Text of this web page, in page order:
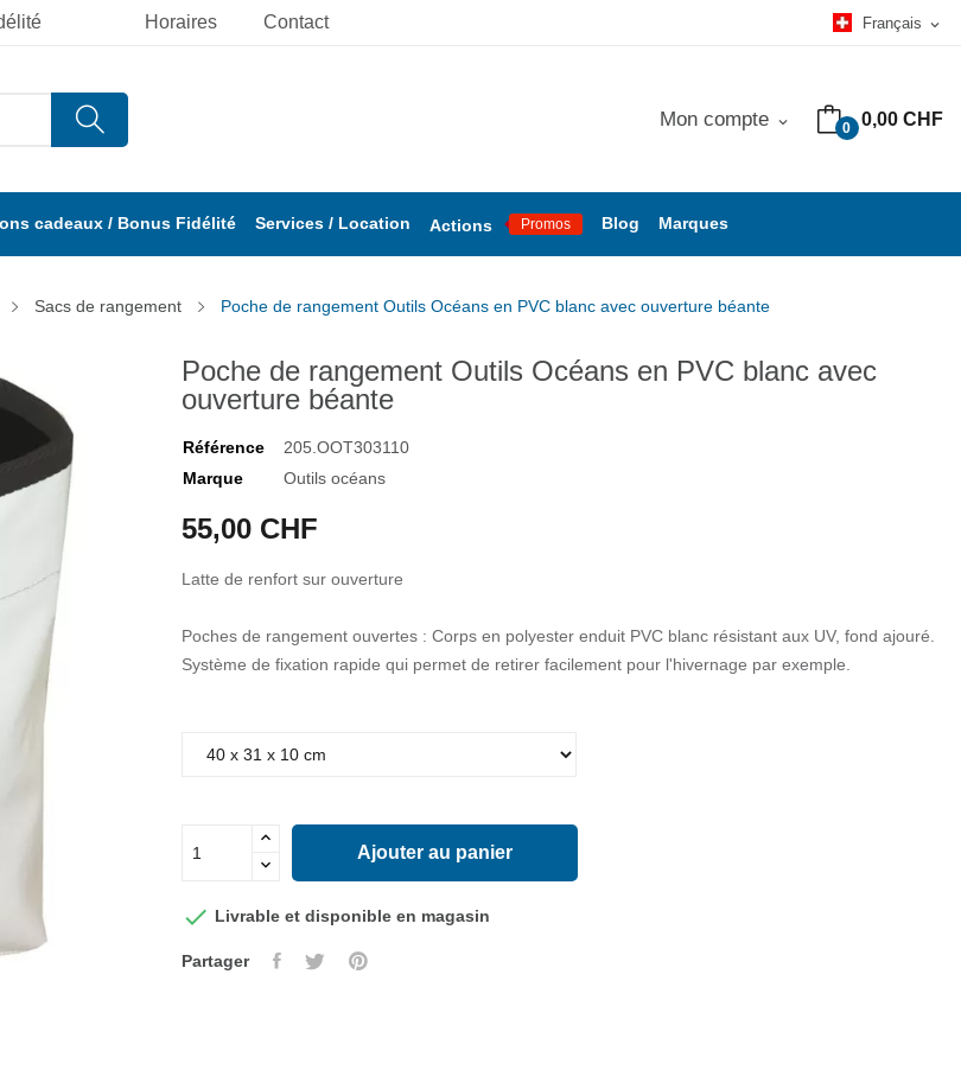
Horaires Contact Français expand_more
0 0,00 CHF
Mon compte expand_more
cadeaux / Bonus Fidélité Services / Location Actions Promos Blog Marques
Sacs de rangement Poche de rangement Outils Océans en PVC blanc avec ouverture béante
Poche de rangement Outils Océans en PVC blanc avec
ouverture béante
Référence
205.OOT303110
Marque
Outils océans
55,00 CHF
Latte de renfort sur ouverture
Poches de rangement ouvertes : Corps en polyester enduit PVC blanc résistant aux UV, fond ajouré.
Système de fixation rapide qui permet de retirer facilement pour l'hivernage par exemple.
Ajouter au panier
 Livrable et disponible en magasin
Partager